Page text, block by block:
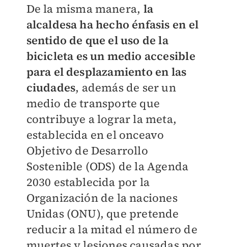
De la misma manera, la
alcaldesa ha hecho énfasis en el
sentido de que el uso de la
bicicleta es un medio accesible
para el desplazamiento en las
ciudades, además de ser un
medio de transporte que
contribuye a lograr la meta,
establecida en el onceavo
Objetivo de Desarrollo
Sostenible (ODS) de la Agenda
2030 establecida por la
Organización de la naciones
Unidas (ONU), que pretende
reducir a la mitad el número de